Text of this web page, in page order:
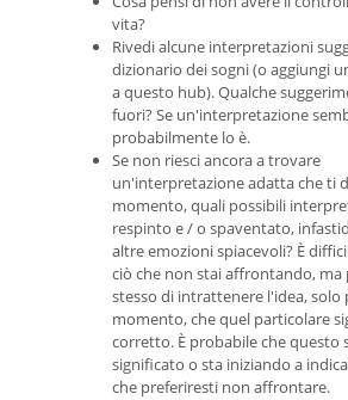
vita?
Rivedi alcune interpretazioni
dizionario dei sogni (o aggiungi
a questo hub). Qualche
fuori? Se un'interpretazione
probabilmente lo è.
Se non riesci ancora a trovare
un'interpretazione adatta che ti
momento, quali possibili
respinto e / o spaventato,
altre emozioni spiacevoli? È
ciò che non stai affrontando,
stesso di intrattenere l'idea, solo
momento, che quel particolare
corretto. È probabile che questo
significato o sta iniziando a
che preferiresti non affrontare.